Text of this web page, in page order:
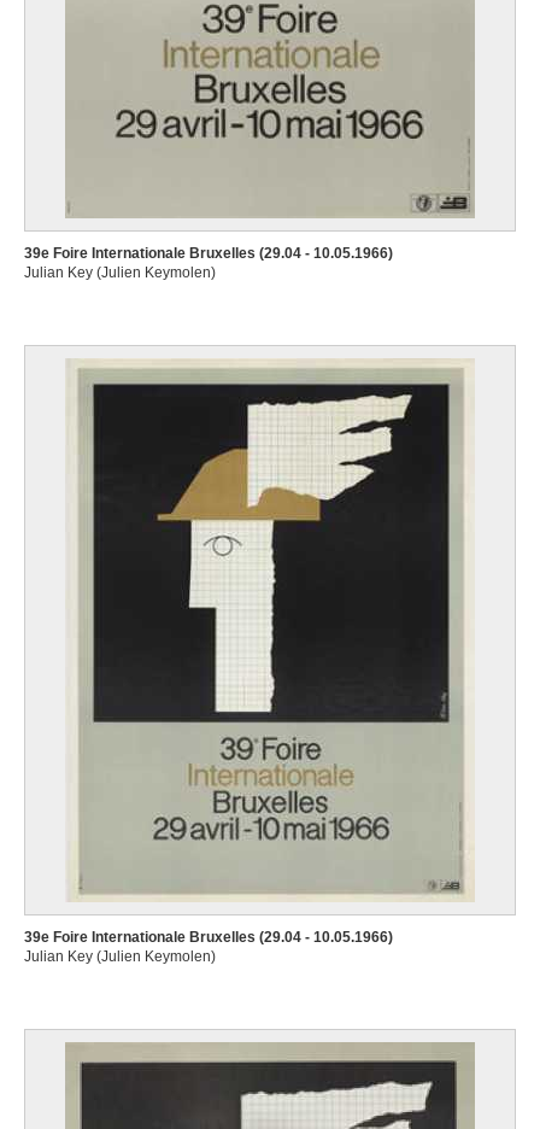
39e Foire Internationale Bruxelles (29.04 - 10.05.1966)
Julian Key (Julien Keymolen)
39e Foire Internationale Bruxelles (29.04 - 10.05.1966)
Julian Key (Julien Keymolen)